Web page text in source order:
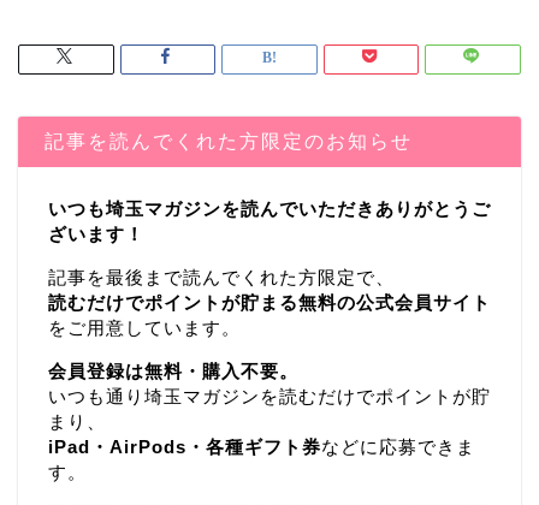
記事を読んでくれた方限定のお知らせ
いつも埼玉マガジンを読んでいただきありがとうご
ざいます！
記事を最後まで読んでくれた方限定で、
読むだけでポイントが貯まる無料の公式会員サイト
をご用意しています。
会員登録は無料・購入不要。
いつも通り埼玉マガジンを読むだけでポイントが貯
まり、
iPad・AirPods・各種ギフト券などに応募できま
す。